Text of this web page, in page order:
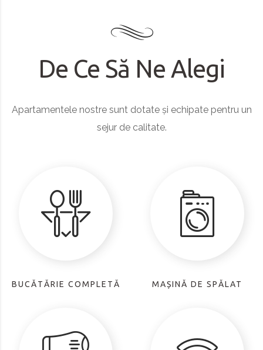
De Ce Să Ne Alegi
Apartamentele nostre sunt dotate și echipate pentru un
sejur de calitate.
BUCĂTĂRIE COMPLETĂ MAȘINĂ DE SPĂLAT